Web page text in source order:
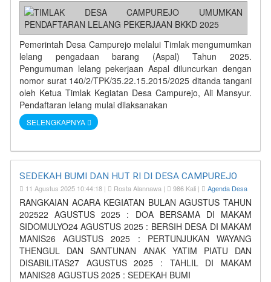
Pemerintah Desa Campurejo melalui Timlak mengumumkan
lelang pengadaan barang (Aspal) Tahun 2025.
Pengumuman lelang pekerjaan Aspal diluncurkan dengan
nomor surat 140/2/TPK/35.22.15.2015/2025 ditanda tangani
oleh Ketua Timlak Kegiatan Desa Campurejo, Ali Mansyur.
Pendaftaran lelang mulai dilaksanakan
SELENGKAPNYA
SEDEKAH BUMI DAN HUT RI DI DESA CAMPUREJO
11 Agustus 2025 10:44:18 | Rosta Alannawa | 986 Kali | Agenda Desa
RANGKAIAN ACARA KEGIATAN BULAN AGUSTUS TAHUN
202522 AGUSTUS 2025 : DOA BERSAMA DI MAKAM
SIDOMULYO24 AGUSTUS 2025 : BERSIH DESA DI MAKAM
MANIS26 AGUSTUS 2025 : PERTUNJUKAN WAYANG
THENGUL DAN SANTUNAN ANAK YATIM PIATU DAN
DISABILITAS27 AGUSTUS 2025 : TAHLIL DI MAKAM
MANIS28 AGUSTUS 2025 : SEDEKAH BUMI